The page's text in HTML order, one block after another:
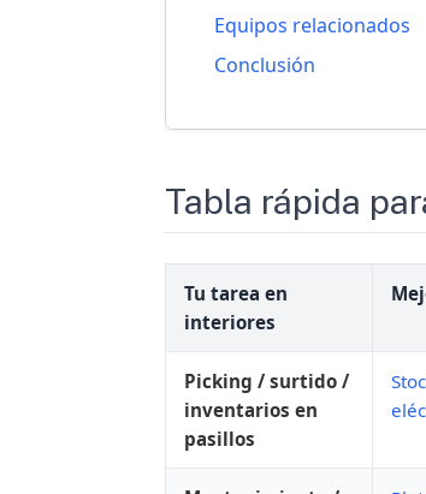
Equipos relacionados
Conclusión
Tabla rápida
Tu tarea en
interiores
Picking / surtido /
inventarios en
pasillos